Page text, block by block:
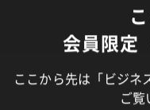
会員限定
ここから先は「ビジネ
ご覧